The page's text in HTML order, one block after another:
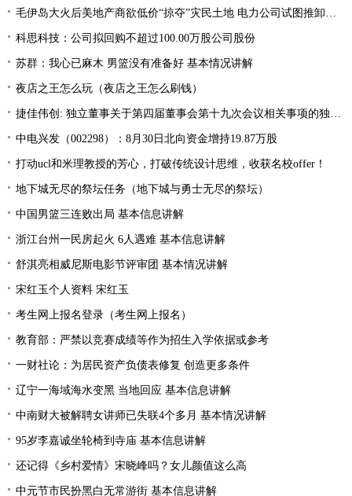
毛伊岛大火后美地产商欲低价“掠夺”灾民土地 电力公司试图推卸责任
科思科技：公司拟回购不超过100.00万股公司股份
苏群：我心已麻木 男篮没有准备好 基本情况讲解
夜店之王怎么玩（夜店之王怎么刷钱）
捷佳伟创: 独立董事关于第四届董事会第十九次会议相关事项的独立意见
中电兴发（002298）：8月30日北向资金增持19.87万股
打动ucl和米理教授的芳心，打破传统设计思维，收获名校offer！
地下城无尽的祭坛任务（地下城与勇士无尽的祭坛）
中国男篮三连败出局 基本信息讲解
浙江台州一民房起火 6人遇难 基本信息讲解
舒淇亮相威尼斯电影节评审团 基本情况讲解
宋红玉个人资料 宋红玉
考生网上报名登录（考生网上报名）
教育部：严禁以竞赛成绩等作为招生入学依据或参考
一财社论：为居民资产负债表修复 创造更多条件
辽宁一海域海水变黑 当地回应 基本信息讲解
中南财大被解聘女讲师已失联4个多月 基本情况讲解
95岁李嘉诚坐轮椅到寺庙 基本信息讲解
还记得《乡村爱情》宋晓峰吗？女儿颜值这么高
中元节市民扮黑白无常游街 基本信息讲解